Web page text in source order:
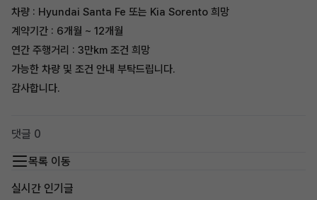
차량 : Hyundai Santa Fe 또는 Kia Sorento 희망
계약기간 : 6개월 ~ 12개월
연간 주행거리 : 3만km 조건 희망
가능한 차량 및 조건 안내 부탁드립니다.
감사합니다.
댓글 0
목록 이동
실시간 인기글